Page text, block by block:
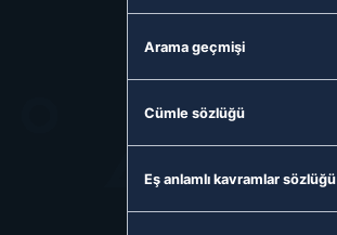
Arama geçmişi
Cümle sözlüğü
Eş anlamlı kavramlar sözlüğü